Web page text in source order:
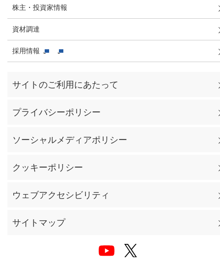
株主・投資家情報
資材調達
採用情報
サイトのご利用にあたって
プライバシーポリシー
ソーシャルメディアポリシー
クッキーポリシー
ウェブアクセシビリティ
サイトマップ